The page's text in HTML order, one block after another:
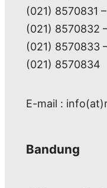
(021) 8570831
(021) 8570832
(021) 8570833
(021) 8570834
E-mail :
Bandung